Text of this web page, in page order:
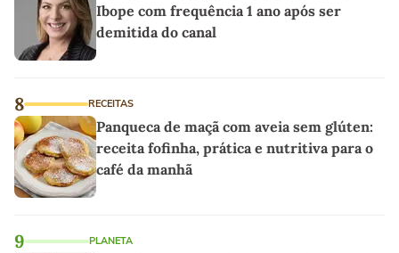
Ibope com frequência 1 ano após ser
demitida do canal
8 RECEITAS
Panqueca de maçã com aveia sem glúten:
receita fofinha, prática e nutritiva para o
café da manhã
9 PLANETA